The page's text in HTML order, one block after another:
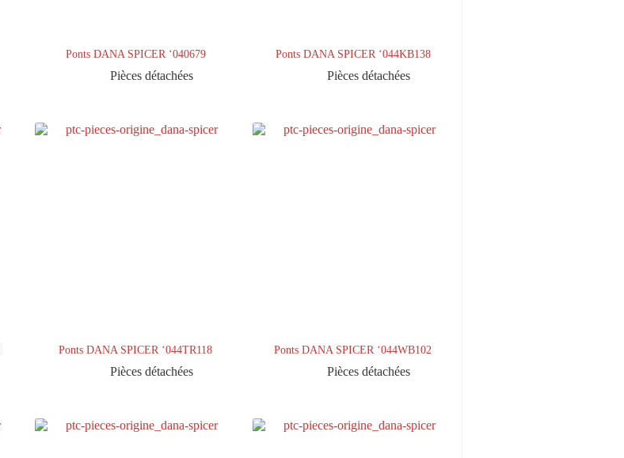
Ponts DANA SPICER ‘040679
Pièces détachées
Ponts DANA SPICER ‘044KB138
Pièces détachées
Ponts DANA SPICER ‘044TR118
Pièces détachées
Ponts DANA SPICER ‘044WB102
Pièces détachées